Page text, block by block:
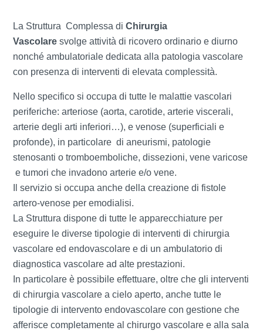
La Struttura Complessa diChirurgia
Vascolare svolge attività di ricovero ordinario e diurno
nonché ambulatoriale dedicata alla patologia vascolare
con presenza di interventi di elevata complessità.
Nello specifico si occupa di tutte le malattie vascolari
periferiche: arteriose (aorta, carotide, arterie viscerali,
arterie degli arti inferiori…), e venose (superficiali e
profonde), in particolare di aneurismi, patologie
stenosanti o tromboemboliche, dissezioni, vene varicose
e tumori che invadono arterie e/o vene.
Il servizio si occupa anche della creazione di fistole
artero-venose per emodialisi.
La Struttura dispone di tutte le apparecchiature per
eseguire le diverse tipologie di interventi di chirurgia
vascolare ed endovascolare e di un ambulatorio di
diagnostica vascolare ad alte prestazioni.
In particolare è possibile effettuare, oltre che gli interventi
di chirurgia vascolare a cielo aperto, anche tutte le
tipologie di intervento endovascolare con gestione che
afferisce completamente al chirurgo vascolare e alla sala